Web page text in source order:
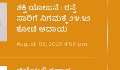
ಶಕ್ತಿ ಯೋಜನೆ : ರಸ್ತೆ
ಸಾರಿಗೆ ನಿಗಮಕ್ಕೆ ೨೪.೪೨
ಕೋಟಿ ಆದಾಯ
August 03, 2023 4:59 pm